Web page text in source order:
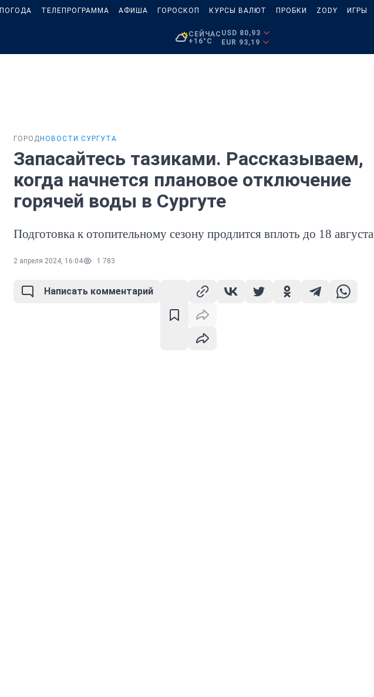
ПОГОДА ТЕЛЕПРОГРАММА АФИША ГОРОСКОП КУРСЫ ВАЛЮТ ПРОБКИ ZODY ИГРЫ
СЕЙЧАС
+16°C
USD 80,93
EUR 93,19
ГОРОД НОВОСТИ СУРГУТА
Запасайтесь тазиками. Рассказываем,
когда начнется плановое отключение
горячей воды в Сургуте
Подготовка к отопительному сезону продлится вплоть до 18 августа
2 апреля 2024, 16:04 1 783
Написать комментарий